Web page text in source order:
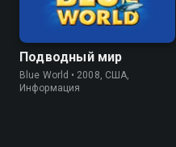
Подводный мир
Blue World • 2008, США,
Информация